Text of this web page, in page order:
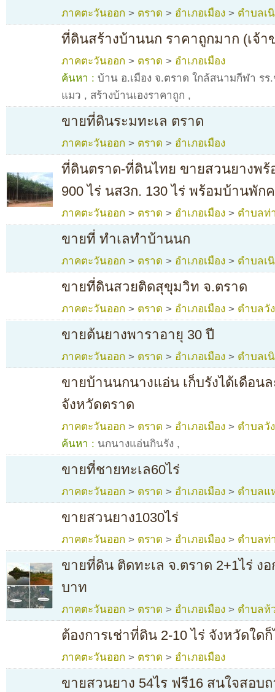
ภาคตะวันออก > ตราด > อำเภอเมือง > ตำบลเ
ที่ดินสร้างบ้านนก ราคาถูกมาก (เจ้า
ภาคตะวันออก > ตราด > อำเภอเมือง
ค้นหา : บ้าน อ.เมือง จ.ตราด ใกล้สนามกีฬา รร
แมว , สร้างบ้านเองราคาถูก ,
ขายที่ดินระมทะเล ตราด
ภาคตะวันออก > ตราด > อำเภอเมือง
ที่ดินตราด-ที่ดินไทย ขายสวนยางพร้
900 ไร่ นส3ก. 130 ไร่ พร้อมบ้านพัก
ภาคตะวันออก > ตราด > อำเภอเมือง > ตำบลท่
ขายที่ ทำเลทำบ้านนก
ภาคตะวันออก > ตราด > อำเภอเมือง > ตำบลเ
ขายที่ดินสวยติดสุขุมวิท จ.ตราด
ภาคตะวันออก > ตราด > อำเภอเมือง > ตำบลวั
ขายต้นยางพาราอายุ 30 ปี
ภาคตะวันออก > ตราด > อำเภอเมือง > ตำบลเ
ขายบ้านนกนางแอ่น เก็บรังได้เดือน
จังหวัดตราด
ภาคตะวันออก > ตราด > อำเภอเมือง > ตำบลวั
ค้นหา : นกนางแอ่นกินรัง ,
ขายที่ชายทะเล60ไร่
ภาคตะวันออก > ตราด > อำเภอเมือง > ตำบลแ
ขายสวนยาง1030ไร่
ภาคตะวันออก > ตราด > อำเภอเมือง > ตำบลท่
ขายที่ดิน ติดทะเล จ.ตราด 2+1ไร่ ง
บาท
ภาคตะวันออก > ตราด > อำเภอเมือง > ตำบลห้
ต้องการเช่าที่ดิน 2-10 ไร่ จังหวัดใด
ภาคตะวันออก > ตราด > อำเภอเมือง
ขายสวนยาง 54ไร ฟรี16 สนใจสอบ